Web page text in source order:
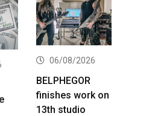
06/08/2026
BELPHEGOR
finishes work on
13th studio